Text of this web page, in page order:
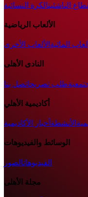
الناشئينالكرة النسائية
الألعاب الرياضية
المائية الألعاب الأخرى
النادى الأهلى
طلب تصريحاتصل بنا
أكاديمية الأهلي
الأنشطة أخبار الأكاديمية
الوسائط والفيديوهات
الفيديوهاتالصور
مجلة الأهلى